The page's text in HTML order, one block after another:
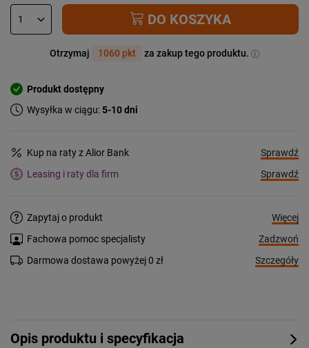
DO KOSZYKA
Otrzymaj 1060 pkt za zakup tego produktu.
Produkt dostępny
Wysyłka w ciągu:5-10 dni
Kup na raty z Alior Bank
Sprawdź
Leasing i raty dla firm
Sprawdź
Zapytaj o produkt
Więcej
Fachowa pomoc specjalisty
Zadzwoń
Darmowa dostawa powyżej 0 zł
Szczegóły
Opis produktu i specyfikacja